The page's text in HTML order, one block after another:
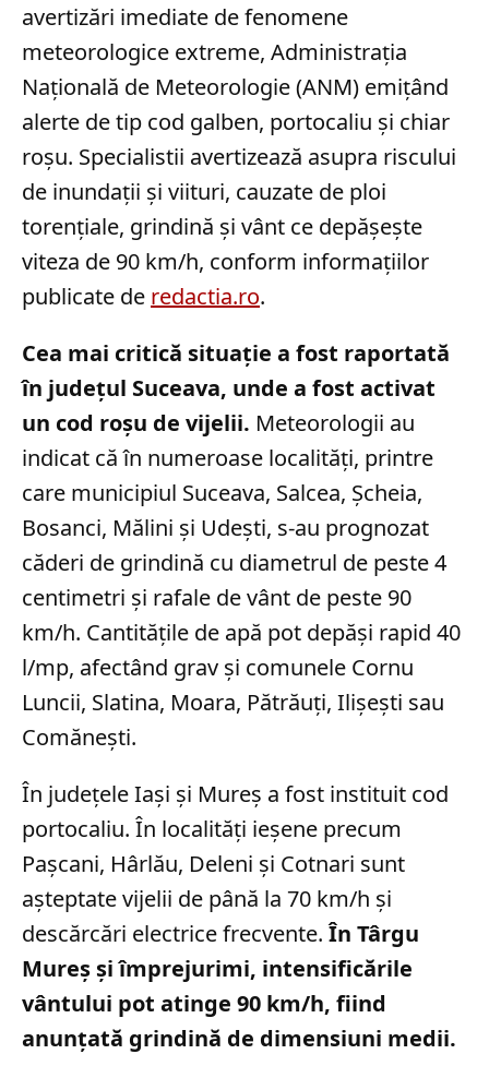
avertizări imediate de fenomene
meteorologice extreme, Administrația
Națională de Meteorologie (ANM) emițând
alerte de tip cod galben, portocaliu și chiar
roșu. Specialistii avertizează asupra riscului
de inundații și viituri, cauzate de ploi
torențiale, grindină și vânt ce depășește
viteza de 90 km/h, conform informațiilor
publicate de redactia.ro.
Cea mai critică situație a fost raportată
în județul Suceava, unde a fost activat
un cod roșu de vijelii. Meteorologii au
indicat că în numeroase localități, printre
care municipiul Suceava, Salcea, Șcheia,
Bosanci, Mălini și Udești, s-au prognozat
căderi de grindină cu diametrul de peste 4
centimetri și rafale de vânt de peste 90
km/h. Cantitățile de apă pot depăși rapid 40
l/mp, afectând grav și comunele Cornu
Luncii, Slatina, Moara, Pătrăuți, Ilișești sau
Comănești.
În județele Iași și Mureș a fost instituit cod
portocaliu. În localități ieșene precum
Pașcani, Hârlău, Deleni și Cotnari sunt
așteptate vijelii de până la 70 km/h și
descărcări electrice frecvente.În Târgu
Mureș și împrejurimi, intensificările
vântului pot atinge 90 km/h, fiind
anunțată grindină de dimensiuni medii.